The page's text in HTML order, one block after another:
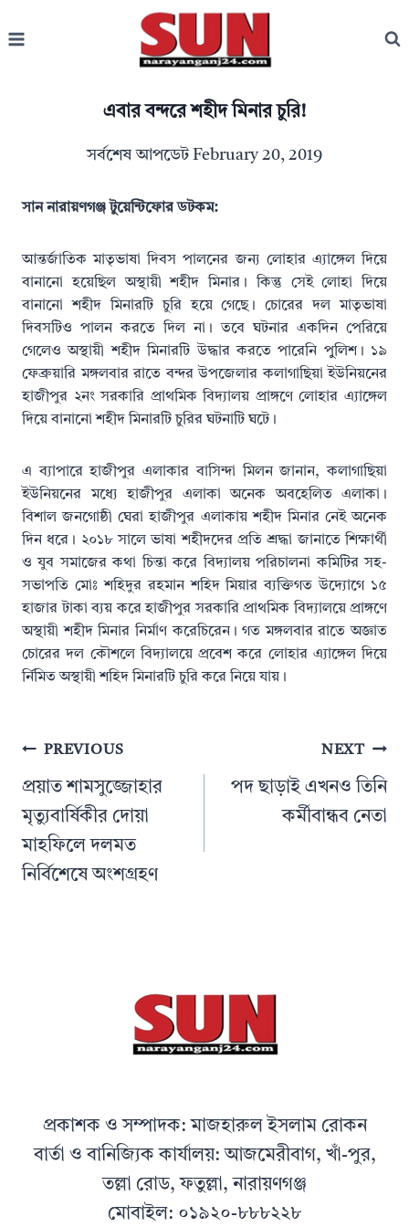
to
এবার বন্দরে শহীদ মিনার চুরি!
সর্বশেষ আপডেট February 20, 2019
সান নারায়ণগঞ্জ টুয়েন্টিফোর ডটকম:
আন্তর্জাতিক মাতৃভাষা দিবস পালনের জন্য লোহার এ্যাঙ্গেল দিয়ে
বানানো হয়েছিল অস্থায়ী শহীদ মিনার। কিন্তু সেই লোহা দিয়ে
বানানো শহীদ মিনারটি চুরি হয়ে গেছে। চোরের দল মাতৃভাষা
দিবসটিও পালন করতে দিল না। তবে ঘটনার একদিন পেরিয়ে
গেলেও অস্থায়ী শহীদ মিনারটি উদ্ধার করতে পারেনি পুুলিশ। ১৯
ফেব্রুয়ারি মঙ্গলবার রাতে বন্দর উপজেলার কলাগাছিয়া ইউনিয়নের
হাজীপুর ২নং সরকারি প্রাথমিক বিদ্যালয় প্রাঙ্গণে লোহার এ্যাঙ্গেল
দিয়ে বানানো শহীদ মিনারটি চুরির ঘটনাটি ঘটে।
এ ব্যাপারে হাজীপুর এলাকার বাসিন্দা মিলন জানান, কলাগাছিয়া
ইউনিয়নের মধ্যে হাজীপুর এলাকা অনেক অবহেলিত এলাকা।
বিশাল জনগোষ্ঠী ঘেরা হাজীপুর এলাকায় শহীদ মিনার নেই অনেক
দিন ধরে। ২০১৮ সালে ভাষা শহীদদের প্রতি শ্রদ্ধা জানাতে শিক্ষার্থী
ও যুব সমাজের কথা চিন্তা করে বিদ্যালয় পরিচালনা কমিটির সহ-
সভাপতি মোঃ শহিদুর রহমান শহিদ মিয়ার ব্যক্তিগত উদ্যোগে ১৫
হাজার টাকা ব্যয় করে হাজীপুর সরকারি প্রাথমিক বিদ্যালয়ে প্রাঙ্গণে
অস্থায়ী শহীদ মিনার নির্মাণ করেচিরেন। গত মঙ্গলবার রাতে অজ্ঞাত
চোরের দল কৌশলে বিদ্যালয়ে প্রবেশ করে লোহার এ্যাঙ্গেল দিয়ে
র্নিমিত অস্থায়ী শহিদ মিনারটি চুরি করে নিয়ে যায়।
PostPREVIOUS
প্রয়াত শামসুজ্জোহার
মৃত্যুবার্ষিকীর দোয়া
মাহফিলে দলমত
নির্বিশেষে অংশগ্রহণ
NEXT
পদ ছাড়াই এখনও তিনি
কর্মীবান্ধব নেতা
প্রকাশক ও সম্পাদক: মাজহারুল ইসলাম রোকন
বার্তা ও বানিজ্যিক কার্যালয়: আজমেরীবাগ, খাঁ-পুর,
তল্লা রোড, ফতুল্লা, নারায়ণগঞ্জ
মোবাইল: ০১৯২০-৮৮৮২২৮